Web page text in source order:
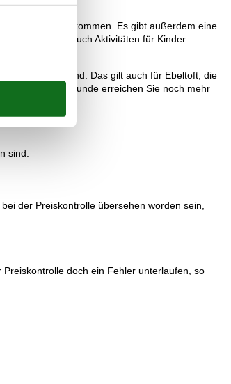
selten vorkommen. Es gibt außerdem eine
Strandkär, wo auch Aktivitäten für Kinder
hier entfernt sind. Das gilt auch für Ebeltoft, die
knappen Stunde erreichen Sie noch mehr
sind.
der Preiskontrolle übersehen worden sein,
doch ein Fehler unterlaufen, so